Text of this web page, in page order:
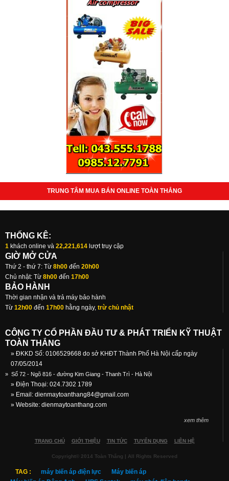
TRUNG TÂM MUA BÁN ONLINE TOÀN THẮNG
THỐNG KÊ:
1 khách online và 22,221,614 lượt truy cập
GIỜ MỞ CỬA
Thứ 2 - thứ 7: Từ 8h00 đến 20h00
Chủ nhật: Từ 8h00 đến 17h00
BẢO HÀNH
Thời gian nhận và trả máy bảo hành
Từ 12h00 đến 17h00 hằng ngày, trừ chủ nhật
CÔNG TY CỔ PHẦN ĐẦU TƯ & PHÁT TRIỂN KỸ THUẬT
TOÀN THẮNG
» ĐKKD Số: 0106529668 do sở KHĐT Thành Phố Hà Nội cấp ngày
07/05/2014
» Số 72 - Ngõ 816 - đường Kim Giang - Thanh Trì - Hà Nội
» Điện Thoại: 024.7302 1789
» Email: dienmaytoanthang84@gmail.com
» Website: dienmaytoanthang.com
xem thêm
TRANG CHỦ GIỚI THIỆU TIN TỨC TUYỂN DỤNG LIÊN HỆ
Copyright© 2014 Toàn Thắng | All Rights Reserved
TAG : máy biến áp điện lực
Máy biến áp